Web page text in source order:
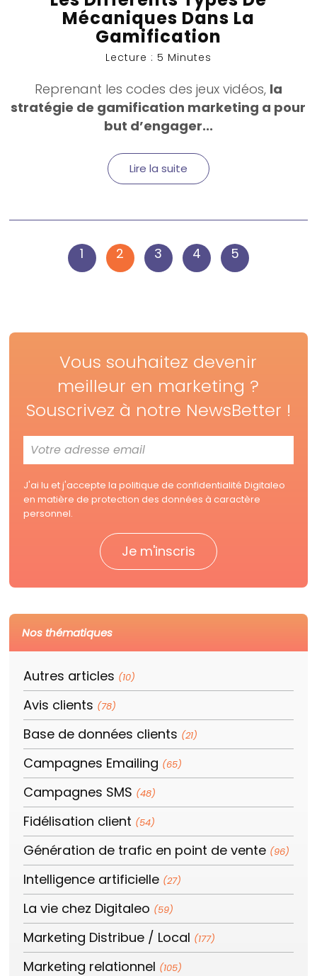
Mécaniques Dans La
Gamification
Lecture : 5 Minutes
Reprenant les codes des jeux vidéos, la
stratégie de gamification marketing a pour
but d’engager...
Lire la suite
1 2 3 4 5
Vous souhaitez devenir
meilleur en marketing ?
Souscrivez à notre NewsBetter !
J'ai lu et j'accepte lapolitique de confidentialité Digitaleo
en matière de protection des données à caractère
personnel.
Nos thématiques
Autres articles (10)
Avis clients (78)
Base de données clients (21)
Campagnes Emailing (65)
Campagnes SMS (48)
Fidélisation client (54)
Génération de trafic en point de vente (96)
Intelligence artificielle (27)
La vie chez Digitaleo (59)
Marketing Distribue / Local (177)
Marketing relationnel (105)